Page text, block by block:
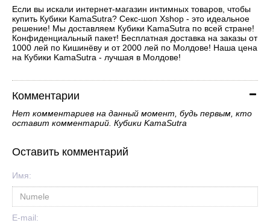
Если вы искали интернет-магазин интимных товаров, чтобы
купить Кубики KamaSutra? Секс-шоп Xshop - это идеальное
решение! Мы доставляем Кубики KamaSutra по всей стране!
Конфиденциальный пакет! Бесплатная доставка на заказы от
1000 лей по Кишинёву и от 2000 лей по Молдове! Наша цена
на Кубики KamaSutra - лучшая в Молдове!
Комментарии
Нет комментариев на данный момент, будь первым, кто
оставит комментарий. Кубики KamaSutra
Оставить комментарий
Имя:
E-mail: